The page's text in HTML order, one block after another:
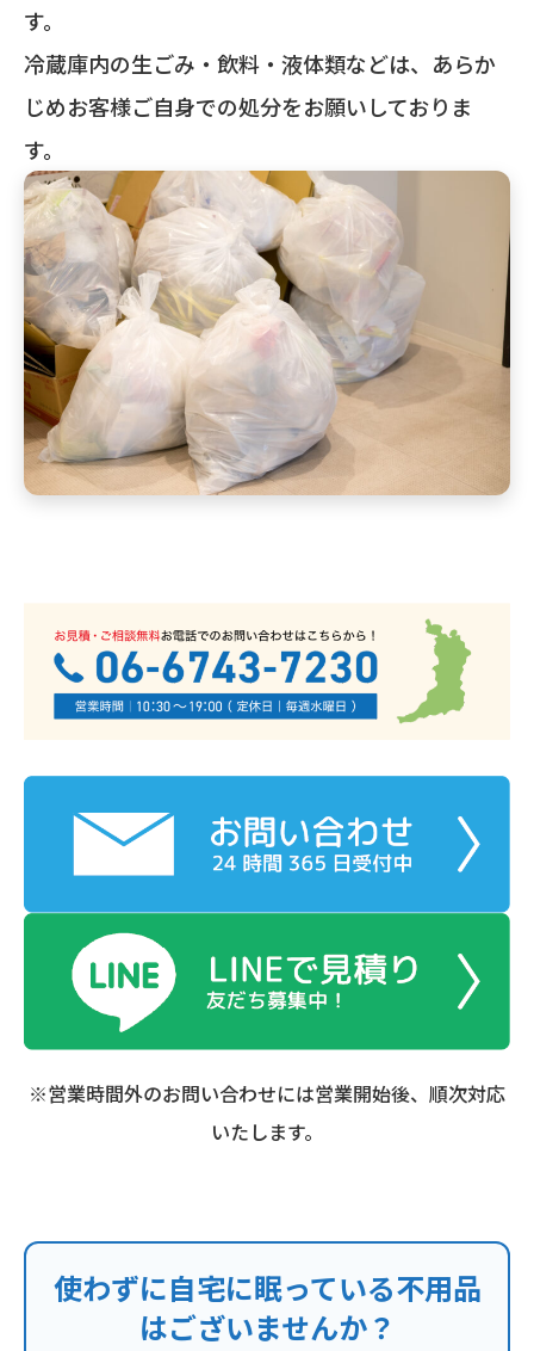
す。
冷蔵庫内の生ごみ・飲料・液体類などは、あらか
じめお客様ご自身での処分をお願いしておりま
す。
※営業時間外のお問い合わせには営業開始後、順次対応
いたします。
使わずに自宅に眠っている不用品
はございませんか？